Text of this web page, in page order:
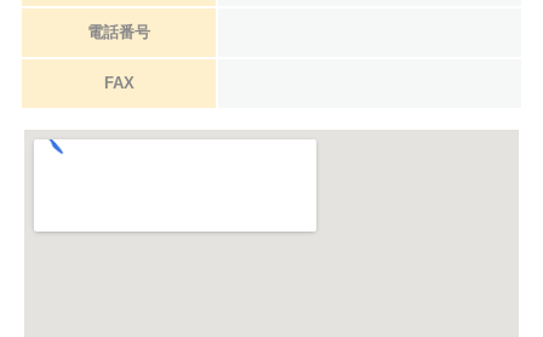
電話番号
FAX